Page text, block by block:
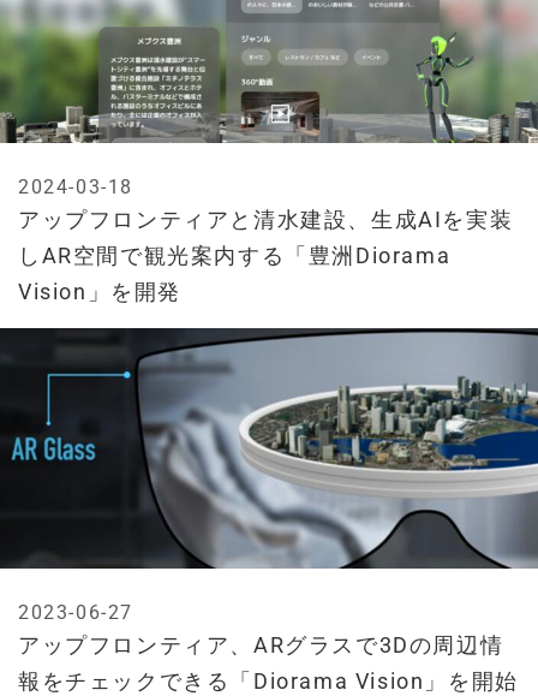
アップフロンティアと清水建設、生成AIを実装
しAR空間で観光案内する「豊洲Diorama
Vision」を開発
2024-03-18
アップフロンティア、ARグラスで3Dの周辺情
報をチェックできる「Diorama Vision」を開始
2023-06-27